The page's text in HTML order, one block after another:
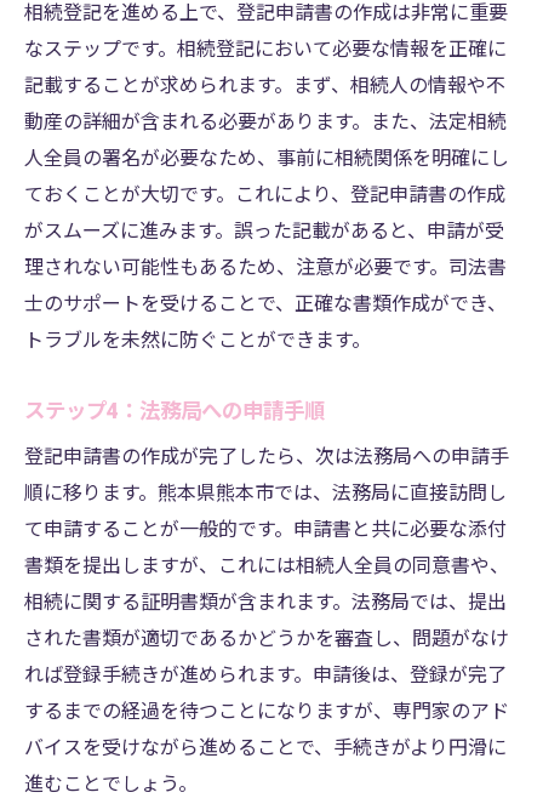
相続登記を進める上で、登記申請書の作成は非常に重要
なステップです。相続登記において必要な情報を正確に
記載することが求められます。まず、相続人の情報や不
動産の詳細が含まれる必要があります。また、法定相続
人全員の署名が必要なため、事前に相続関係を明確にし
ておくことが大切です。これにより、登記申請書の作成
がスムーズに進みます。誤った記載があると、申請が受
理されない可能性もあるため、注意が必要です。司法書
士のサポートを受けることで、正確な書類作成ができ、
トラブルを未然に防ぐことができます。
ステップ4：法務局への申請手順
登記申請書の作成が完了したら、次は法務局への申請手
順に移ります。熊本県熊本市では、法務局に直接訪問し
て申請することが一般的です。申請書と共に必要な添付
書類を提出しますが、これには相続人全員の同意書や、
相続に関する証明書類が含まれます。法務局では、提出
された書類が適切であるかどうかを審査し、問題がなけ
れば登録手続きが進められます。申請後は、登録が完了
するまでの経過を待つことになりますが、専門家のアド
バイスを受けながら進めることで、手続きがより円滑に
進むことでしょう。